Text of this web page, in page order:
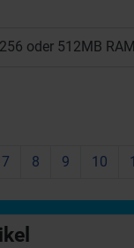
oder 512MB
7 8 9 10